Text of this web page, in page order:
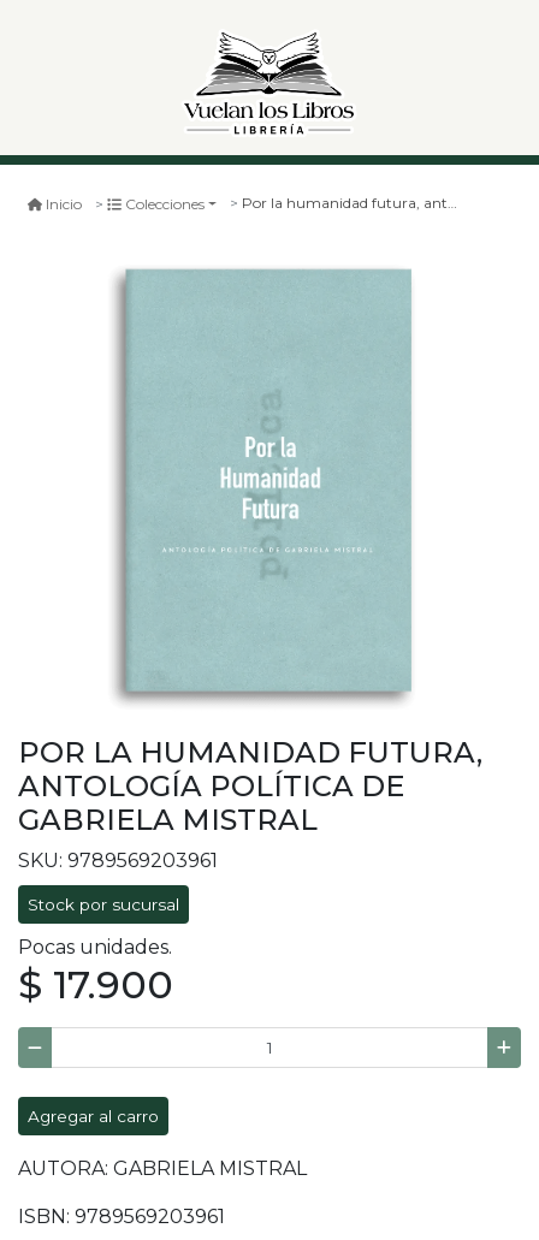
Inicio Colecciones Por la humanidad futura, antología política de gabriela mistral
POR LA HUMANIDAD FUTURA,
ANTOLOGÍA POLÍTICA DE
GABRIELA MISTRAL
SKU: 9789569203961
Stock por sucursal
Pocas unidades.
$ 17.900
Agregar al carro
AUTORA: GABRIELA MISTRAL
ISBN: 9789569203961